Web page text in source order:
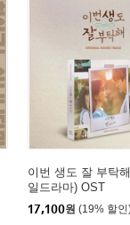
이번 생도 잘 부탁
일드라마) OST
17,100원 (19% 할인